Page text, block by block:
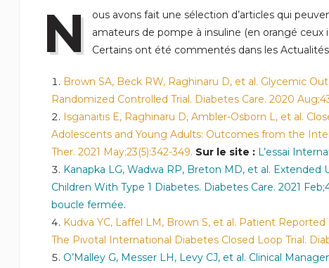
N
ous avons fait une sélection d’articles qui
amateurs de pompe à insuline (en orangé
Certains ont été commentés dans les
Brown SA, Beck RW, Raghinaru D, et al. Glycemic
Randomized Controlled Trial. Diabetes Care. 2020
Isganaitis E, Raghinaru D, Ambler-Osborn L, et al.
Adolescents and Young Adults: Outcomes from the
Ther. 2021 May;23(5):342-349. Sur le site : L’essai
Kanapka LG, Wadwa RP, Breton MD, et al.
Children With Type 1 Diabetes. Diabetes Care. 2021
boucle fermée.
Kudva YC, Laffel LM, Brown S, et al. Patient
The Pivotal International Diabetes Closed Loop Trial.
O’Malley G, Messer LH, Levy CJ, et al. Clinical